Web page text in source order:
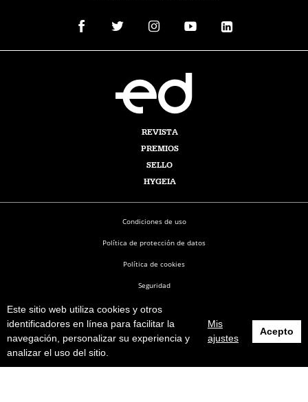
Este sitio web utiliza cookies y otros
identificadores en línea para facilitar la
navegación, personalizar su experiencia y
analizar el uso del sitio.
Mis
ajustes
Acepto
REVISTA
PREMIOS
SELLO
HYGEIA
Enfermería en Desarrollo © 2026
Condiciones de uso
Política de protección de datos
Política de cookies
Seguridad